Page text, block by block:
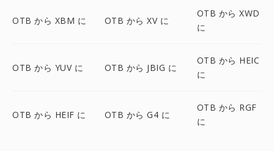
OTB から XBM に OTB から XV に
OTB から XWD
に
OTB から YUV に OTB から JBIG に
OTB から HEIC
に
OTB から HEIF に OTB から G4 に
OTB から RGF
に